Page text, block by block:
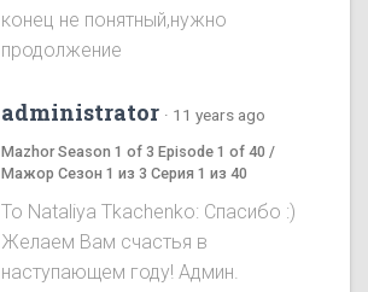
конец не понятный,нужно
продолжение
administrator · 11 years ago
Mazhor Season 1 of 3 Episode 1 of 40 /
Мажор Сезон 1 из 3 Серия 1 из 40
To Nataliya Tkachenko: Спасибо :)
Желаем Вам счастья в
наступающем году! Админ.